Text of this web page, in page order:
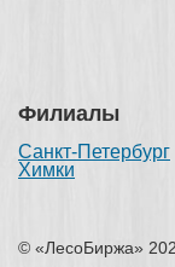
Филиалы
Санкт-Петербург
Химки
© «ЛесоБиржа»